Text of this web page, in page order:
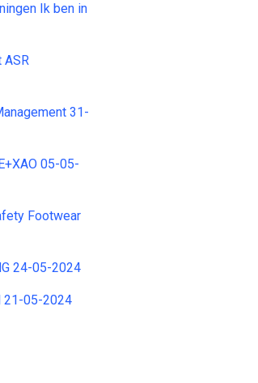
Ik ben in
ASR
31-
05-05-
Footwear
24-05-2024
21-05-2024